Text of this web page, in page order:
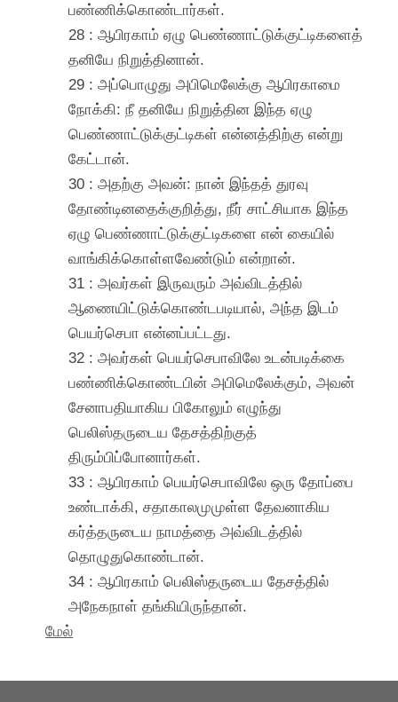
பண்ணிக்கொண்டார்கள்.
28 : ஆபிரகாம் ஏழு பெண்ணாட்டுக்குட்டிகளைத்
தனியே நிறுத்தினான்.
29 : அப்பொழுது அபிமெலேக்கு ஆபிரகாமை
நோக்கி: நீ தனியே நிறுத்தின இந்த ஏழு
பெண்ணாட்டுக்குட்டிகள் என்னத்திற்கு என்று
கேட்டான்.
30 : அதற்கு அவன்: நான் இந்தத் துரவு
தோண்டினதைக்குறித்து, நீர் சாட்சியாக இந்த
ஏழு பெண்ணாட்டுக்குட்டிகளை என் கையில்
வாங்கிக்கொள்ளவேண்டும் என்றான்.
31 : அவர்கள் இருவரும் அவ்விடத்தில்
ஆணையிட்டுக்கொண்டபடியால், அந்த இடம்
பெயர்செபா என்னப்பட்டது.
32 : அவர்கள் பெயர்செபாவிலே உடன்படிக்கை
பண்ணிக்கொண்டபின் அபிமெலேக்கும், அவன்
சேனாபதியாகிய பிகோலும் எழுந்து
பெலிஸ்தருடைய தேசத்திற்குத்
திரும்பிப்போனார்கள்.
33 : ஆபிரகாம் பெயர்செபாவிலே ஒரு தோப்பை
உண்டாக்கி, சதாகாலமுமுள்ள தேவனாகிய
கர்த்தருடைய நாமத்தை அவ்விடத்தில்
தொழுதுகொண்டான்.
34 : ஆபிரகாம் பெலிஸ்தருடைய தேசத்தில்
அநேகநாள் தங்கியிருந்தான்.
மேல்